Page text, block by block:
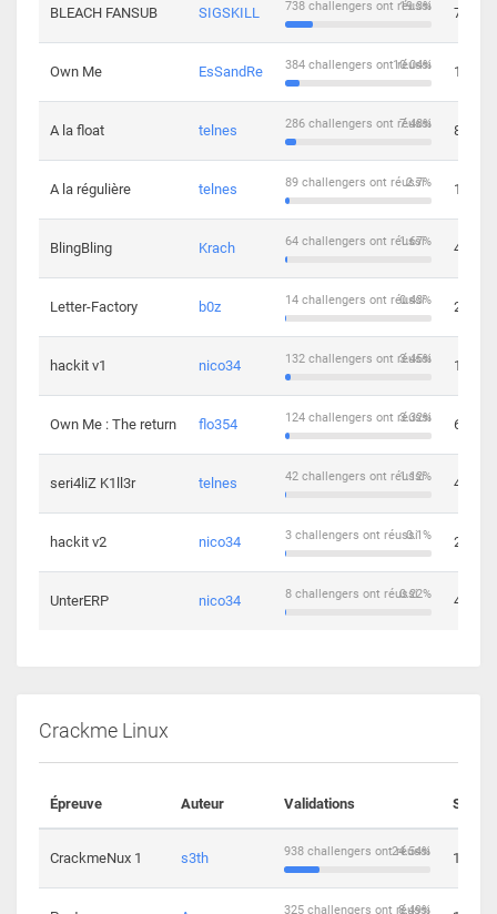
BLEACH FANSUB SIGSKILL 19.3%
738 challengers ont réussi 7
Own Me EsSandRe 10.04%
384 challengers ont réussi 13
A la float telnes 7.48%
286 challengers ont réussi 8
A la régulière telnes 2.7%
89 challengers ont réussi 10
BlingBling Krach 1.67%
64 challengers ont réussi 4
Letter-Factory b0z 0.43%
14 challengers ont réussi 2
hackit v1 nico34 3.45%
132 challengers ont réussi 12
Own Me : The return flo354 3.32%
124 challengers ont réussi 6
seri4liZ K1ll3r telnes 1.12%
42 challengers ont réussi 4
hackit v2 nico34 0.1%
3 challengers ont réussi 2
UnterERP nico34 0.22%
8 challengers ont réussi 4
Crackme Linux
Épreuve Auteur Validations
CrackmeNux 1 s3th 24.54%
938 challengers ont réussi 14
8.49%
325 challengers ont réussi